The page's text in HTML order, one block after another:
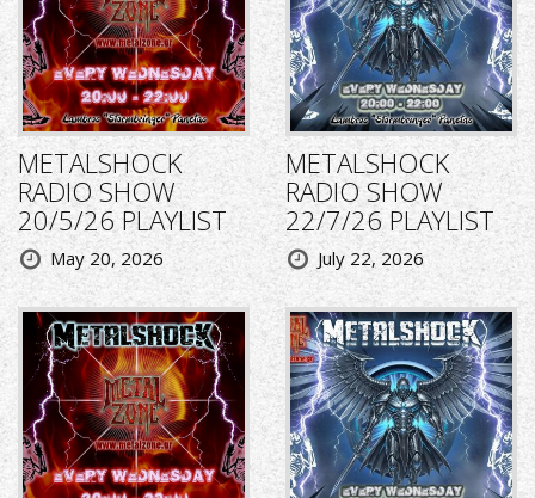
METALSHOCK
RADIO SHOW
20/5/26 PLAYLIST
May 20, 2026
METALSHOCK
RADIO SHOW
22/7/26 PLAYLIST
July 22, 2026